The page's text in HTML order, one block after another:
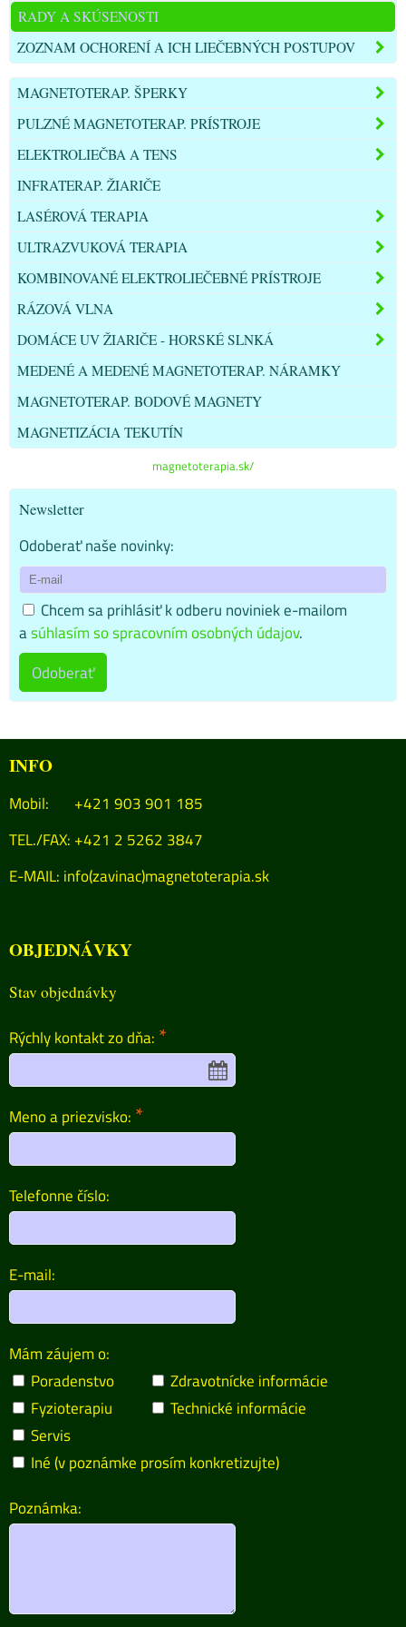
RADY A SKÚSENOSTI
ZOZNAM OCHORENÍ A ICH LIEČEBNÝCH POSTUPOV
MAGNETOTERAP. ŠPERKY
PULZNÉ MAGNETOTERAP. PRÍSTROJE
ELEKTROLIEČBA A TENS
INFRATERAP. ŽIARIČE
LASÉROVÁ TERAPIA
ULTRAZVUKOVÁ TERAPIA
KOMBINOVANÉ ELEKTROLIEČEBNÉ PRÍSTROJE
RÁZOVÁ VLNA
DOMÁCE UV ŽIARIČE - HORSKÉ SLNKÁ
MEDENÉ A MEDENÉ MAGNETOTERAP. NÁRAMKY
MAGNETOTERAP. BODOVÉ MAGNETY
MAGNETIZÁCIA TEKUTÍN
magnetoterapia.sk/
Newsletter
Odoberať naše novinky:
Chcem sa prihlásiť k odberu noviniek e-mailom
asúhlasím so spracovním osobných údajov.
Odoberať
INFO
Mobil: +421 903 901 185
TEL./FAX: +421 2 5262 3847
E-MAIL: info(zavinac)magnetoterapia.sk
OBJEDNÁVKY
Stav objednávky
Rýchly kontakt zo dňa: *
Meno a priezvisko: *
Telefonne číslo:
E-mail:
Mám záujem o:
Poradenstvo
Zdravotnícke informácie
Fyzioterapiu
Technické informácie
Servis
Iné (v poznámke prosím konkretizujte)
Poznámka: